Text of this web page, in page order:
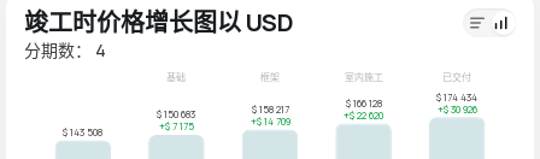
竣工时价格增长图以 USD
分期数： 4